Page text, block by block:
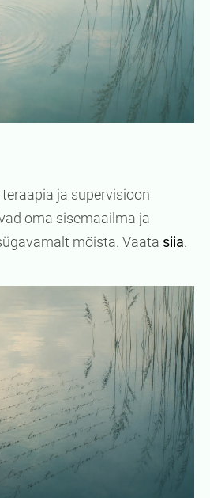
ja supervisioon
oma sisemaailma ja
mõista. Vaata siia.